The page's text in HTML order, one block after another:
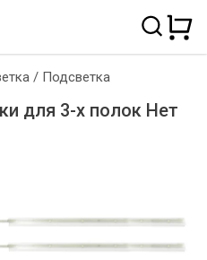
/ Подсветка
для 3-х полок Нет